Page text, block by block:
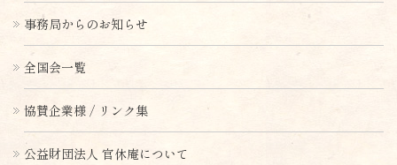
事務局からのお知らせ
全国会一覧
協賛企業様 / リンク集
公益財団法人 官休庵について